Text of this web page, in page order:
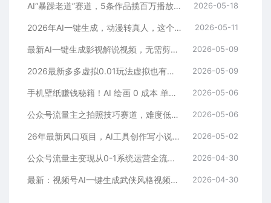
AI“暴躁老道”赛道，5条作品揽百万播放！（附变现全攻略） 2026-05-18
2026年AI一键生成，动漫转真人，这个月靠这个AI赚了2W+ 2026-05-11
最新AI一键生成影视解说视频，无需剪辑3分钟1条，条条爆款，多平台变现日入2000+ 2026-05-09
2026最新多多虚拟0.01玩法虚拟也有新门路轻松日入2500! 2026-05-09
手机壁纸赚钱秘籍！AI 绘画 0 成本 单店狂销 3.8 万单 2026-05-06
公众号流量主之拍照技巧赛道，难度低+流量大，起号第一篇就爆了10w阅读！ 2026-05-06
26年最新风口项目，AI工具创作写小说，轻松实现日入1000+ 2026-05-02
公众号流量主变现从0-1系统运营全流程讲解！ 2026-04-30
最新：视频号AI一键生成武侠风格视频，狂撸视频号分成收益，学完轻松日入1000+ 2026-04-30